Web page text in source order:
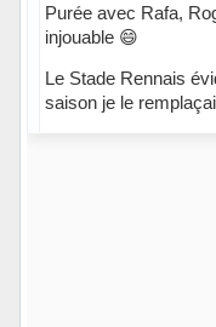
Purée avec Rafa,
injouable 😄
Le Stade Rennais
saison je le